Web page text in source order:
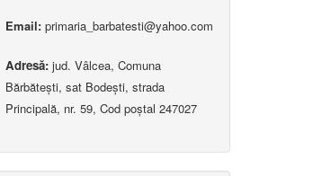
Email:primaria_barbatesti@yahoo.com
Adresă: jud. Vâlcea, Comuna
Bărbătești, sat Bodești, strada
Principală, nr. 59, Cod poștal 247027